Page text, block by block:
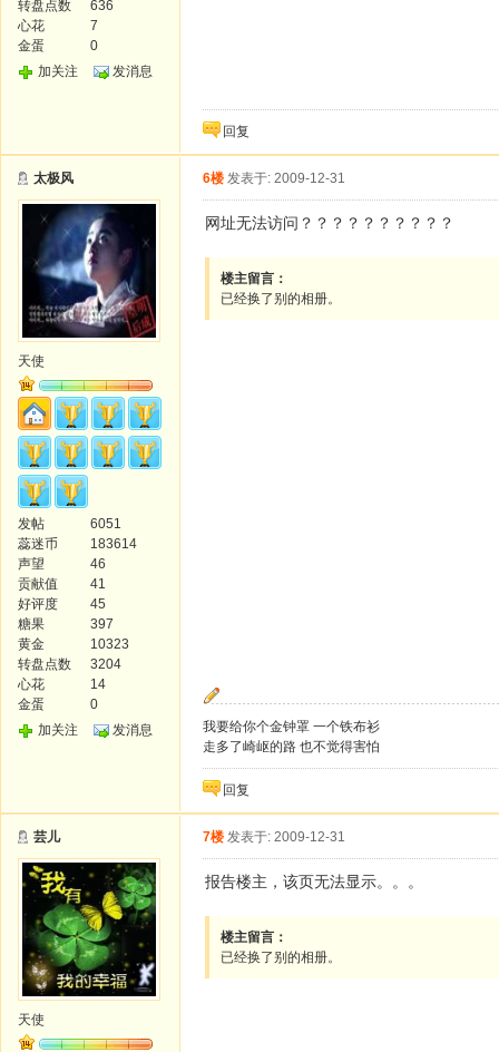
转盘点数
636
心花
7
金蛋
0
加关注
发消息
回复
太极风
天使
发帖
6051
蕊迷币
183614
声望
46
贡献值
41
好评度
45
糖果
397
黄金
10323
转盘点数
3204
心花
14
金蛋
0
加关注
发消息
6楼 发表于: 2009-12-31
网址无法访问？？？？？？？？？？
楼主留言：
已经换了别的相册。
我要给你个金钟罩 一个铁布衫
走多了崎岖的路 也不觉得害怕
回复
芸儿
天使
7楼 发表于: 2009-12-31
报告楼主，该页无法显示。。。
楼主留言：
已经换了别的相册。